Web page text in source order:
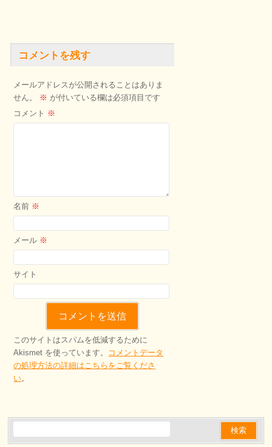
コメントを残す
メールアドレスが公開されることはありま
せん。
※ が付いている欄は必須項目です
コメント ※
名前 ※
メール ※
サイト
このサイトはスパムを低減するために
Akismet を使っています。
コメントデータ
の処理方法の詳細はこちらをご覧くださ
い。